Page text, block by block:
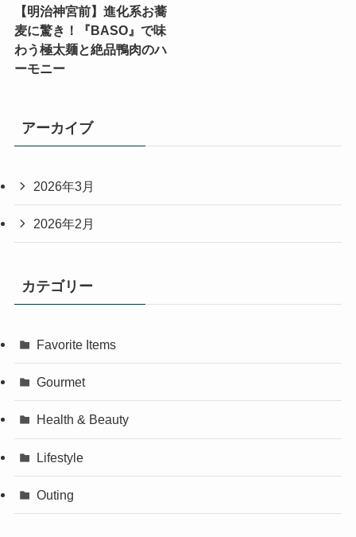
【明治神宮前】進化系お蕎
麦に驚き！『BASO』で味
わう極太麺と絶品鴨肉のハ
ーモニー
アーカイブ
2026年3月
2026年2月
カテゴリー
Favorite Items
Gourmet
Health & Beauty
Lifestyle
Outing